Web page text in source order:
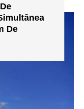
De